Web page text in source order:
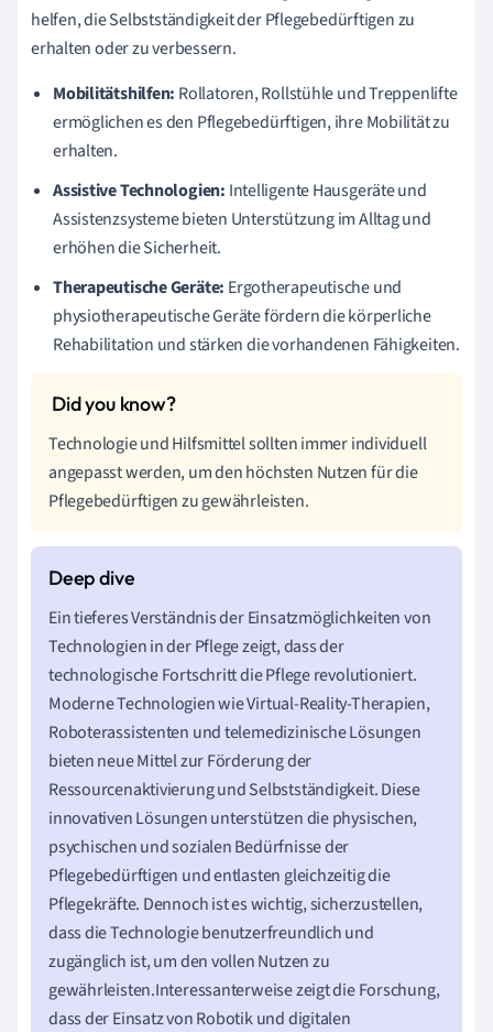
helfen, die Selbstständigkeit der Pflegebedürftigen zu
erhalten oder zu verbessern.
Mobilitätshilfen: Rollatoren, Rollstühle und Treppenlifte
ermöglichen es den Pflegebedürftigen, ihre Mobilität zu
erhalten.
Assistive Technologien: Intelligente Hausgeräte und
Assistenzsysteme bieten Unterstützung im Alltag und
erhöhen die Sicherheit.
Therapeutische Geräte: Ergotherapeutische und
physiotherapeutische Geräte fördern die körperliche
Rehabilitation und stärken die vorhandenen Fähigkeiten.
Technologie und Hilfsmittel sollten immer individuell
angepasst werden, um den höchsten Nutzen für die
Pflegebedürftigen zu gewährleisten.
Ein tieferes Verständnis der Einsatzmöglichkeiten von
Technologien in der Pflege zeigt, dass der
technologische Fortschritt die Pflege revolutioniert.
Moderne Technologien wie Virtual-Reality-Therapien,
Roboterassistenten und telemedizinische Lösungen
bieten neue Mittel zur Förderung der
Ressourcenaktivierung und Selbstständigkeit. Diese
innovativen Lösungen unterstützen die physischen,
psychischen und sozialen Bedürfnisse der
Pflegebedürftigen und entlasten gleichzeitig die
Pflegekräfte. Dennoch ist es wichtig, sicherzustellen,
dass die Technologie benutzerfreundlich und
zugänglich ist, um den vollen Nutzen zu
gewährleisten.Interessanterweise zeigt die Forschung,
dass der Einsatz von Robotik und digitalen